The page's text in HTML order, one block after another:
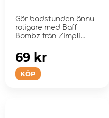
Gör badstunden ännu
roligare med Baff
Bombz från Zimpli
KÖP
69 kr